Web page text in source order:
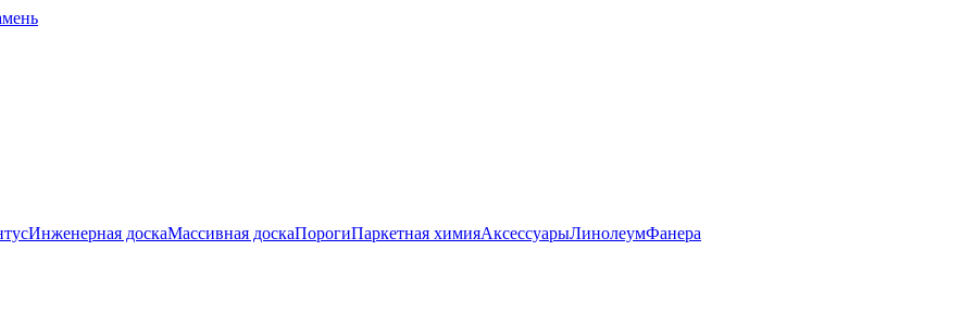
Инженерная доскаМассивная доскаПорогиПаркетная химияАксессуарыЛинолеумФанера